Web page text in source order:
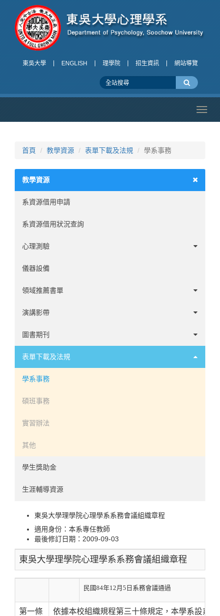
東吳大學 ENGLISH 理學院 招生資訊 網站導覽
首頁 教學資源 表單下載及法規 學系事務
教學資源
系資源借用申請
系資源借用狀況查詢
心理測驗
中文心理測驗
英文心理測驗
儀器設備
領域推薦書單
諮商領域
心理學家傳記
發展領域
社會與性格領域
臨床領域
神經心理領域
實驗認知領域
使用者經驗領域
心理計量領域
人力資源領域
演講影帶
1-20
21-60
61-100
101-140
141-194
圖書期刊
1-60
61-120
121-180
181-240
241-300
301-326
表單下載及法規
學系事務
碩班事務
實習辦法
其他
學生獎助金
生涯輔導資源
東吳大學理學院心理學系系務會議組織章程
適用身份： 本系專任教師
最後修訂日期： 2009-09-03
東吳大學理學院心理學系系務會議組織章程
民國84年12月5日系務會議通過
第一條 依據本校組織規程第三十條規定，本學系設系